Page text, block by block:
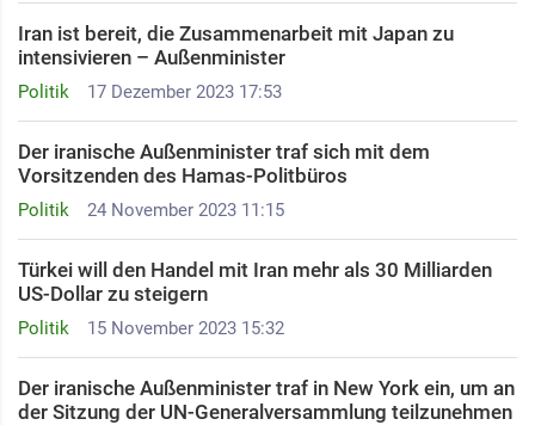
Politik 17 Dezember 2023 17:53
Iran ist bereit, die Zusammenarbeit mit Japan zu
intensivieren – Außenminister
Politik 24 November 2023 11:15
Der iranische Außenminister traf sich mit dem
Vorsitzenden des Hamas-Politbüros
Politik 15 November 2023 15:32
Türkei will den Handel mit Iran mehr als 30 Milliarden
US-Dollar zu steigern
Der iranische Außenminister traf in New York ein, um an
der Sitzung der UN-Generalversammlung teilzunehmen